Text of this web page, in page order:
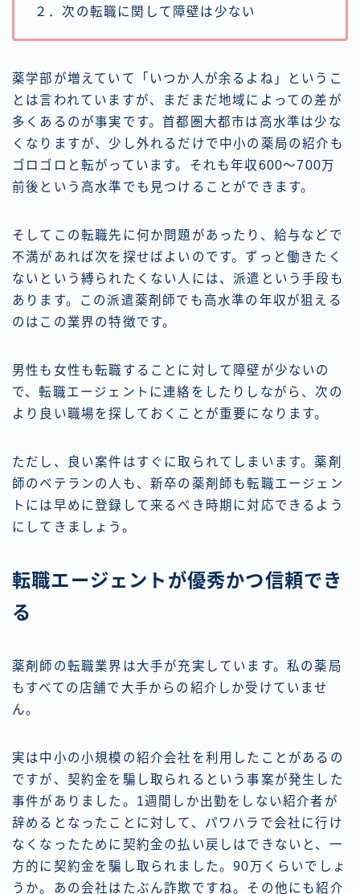
２．次の転職に関して障壁は少ない
薬学部が増えていて「いつか人が余るよね」というこ
とは言われていますが、まだまだ地域によっての差が
多くあるのが事実です。首都圏大都市は高水準は少な
くなりますが、少し外れるだけで中小の薬局の紹介も
ゴロゴロと転がっています。それも年収600～700万
前後という高水準でも見つけることができます。
そしてこの転職先に何か問題があったり、給与などで
不満があれば次を探せばよいのです。ずっと働きたく
ないという縛られたくない人には、派遣という手段も
あります。この派遣薬剤師でも高水準の年収が狙える
のはこの業界の特徴です。
男性も女性も転職することに対して障壁が少ないの
で、転職エージェントに連絡をしたりしながら、次の
より良い職場を探しておくことが重要になります。
ただし、良い案件はすぐに取られてしまいます。薬剤
師のベテランの人も、新卒の薬剤師も転職エージェン
トには早めに登録して来るべき時期に対応できるよう
にしてきましょう。
転職エージェントが優秀かつ信頼でき
る
薬剤師の転職業界は大手が充実しています。私の薬局
もすべての店舗で大手からの紹介しか受けていませ
ん。
実は中小の小規模の紹介会社を利用したことがあるの
ですが、契約金を騙し取られるという事案が発生した
事件がありました。1週間しか出勤をしない紹介者が
辞めるとなったことに対して、パワハラで会社に行け
なくなったために契約金の払い戻しはできないと、一
方的に契約金を騙し取られました。90万くらいでしょ
うか。あの会社はたぶん詐欺ですね。その他にも紹介